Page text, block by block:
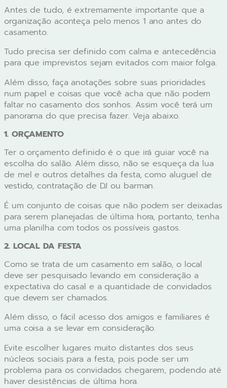
Antes de tudo, é extremamente importante que a
organização aconteça pelo menos 1 ano antes do
casamento.
Tudo precisa ser definido com calma e antecedência
para que imprevistos sejam evitados com maior folga.
Além disso, faça anotações sobre suas prioridades
num papel e coisas que você acha que não podem
faltar no casamento dos sonhos. Assim você terá um
panorama do que precisa fazer. Veja abaixo.
1. ORÇAMENTO
Ter o orçamento definido é o que irá guiar você na
escolha do salão. Além disso, não se esqueça da lua
de mel e outros detalhes da festa, como aluguel de
vestido, contratação de DJ ou barman.
É um conjunto de coisas que não podem ser deixadas
para serem planejadas de última hora, portanto, tenha
uma planilha com todos os possíveis gastos.
2. LOCAL DA FESTA
Como se trata de um casamento em salão, o local
deve ser pesquisado levando em consideração a
expectativa do casal e a quantidade de convidados
que devem ser chamados.
Além disso, o fácil acesso dos amigos e familiares é
uma coisa a se levar em consideração.
Evite escolher lugares muito distantes dos seus
núcleos sociais para a festa, pois pode ser um
problema para os convidados chegarem, podendo até
haver desistências de última hora.